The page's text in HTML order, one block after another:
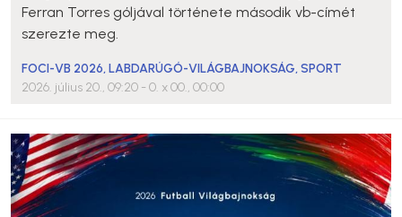
Ferran Torres góljával története második vb-címét
szerezte meg.
FOCI-VB 2026,LABDARÚGÓ-VILÁGBAJNOKSÁG,SPORT
2026. július 20., 09:20 - 0. x 00., 00:00